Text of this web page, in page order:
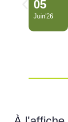
05
Juin'26